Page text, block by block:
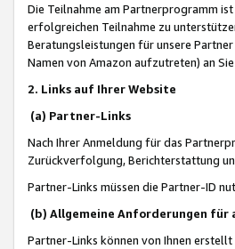
Die Teilnahme am Partnerprogramm
erfolgreichen Teilnahme zu
Beratungsleistungen für unsere
Namen von Amazon aufzutreten) an
2. Links auf Ihrer Website
(a) Partner-Links
Nach Ihrer Anmeldung für das
Zurückverfolgung, Berichterstattung
Partner-Links müssen die Partner-ID
(b) Allgemeine Anforderungen für
Partner-Links können von Ihnen